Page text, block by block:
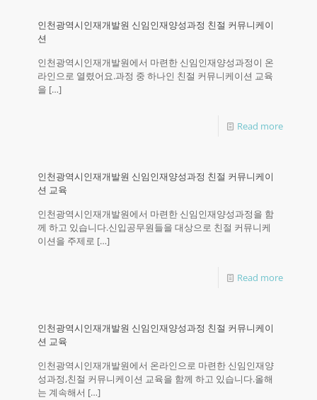
인천광역시인재개발원 신임인재양성과정 친절 커뮤니케이
션
인천광역시인재개발원에서 마련한 신임인재양성과정이 온
라인으로 열렸어요.과정 중 하나인 친절 커뮤니케이션 교육
을 […]
Read more
인천광역시인재개발원 신임인재양성과정 친절 커뮤니케이
션 교육
인천광역시인재개발원에서 마련한 신임인재양성과정을 함
께 하고 있습니다.신입공무원들을 대상으로 친절 커뮤니케
이션을 주제로 […]
Read more
인천광역시인재개발원 신임인재양성과정 친절 커뮤니케이
션 교육
인천광역시인재개발원에서 온라인으로 마련한 신임인재양
성과정,친절 커뮤니케이션 교육을 함께 하고 있습니다.올해
는 계속해서 […]